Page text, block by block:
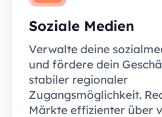
Soziale Medien
Verwalte deine
und fördere dein
stabiler regionaler
Zugangsmöglichkeit.
Märkte effizienter über